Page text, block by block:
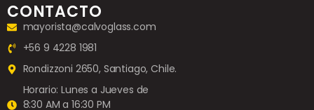
CONTACTO
mayorista@calvoglass.com
+56 9 4228 1981
Rondizzoni 2650, Santiago, Chile.
Horario: Lunes a Jueves de
8:30 AM a 16:30 PM